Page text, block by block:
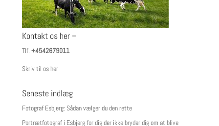
Kontakt os her –
Tlf. +4542679011
Skriv til os her
Seneste indlæg
Fotograf Esbjerg: Sådan vælger du den rette
Portrætfotograf i Esbjerg for dig der ikke bryder dig om at blive